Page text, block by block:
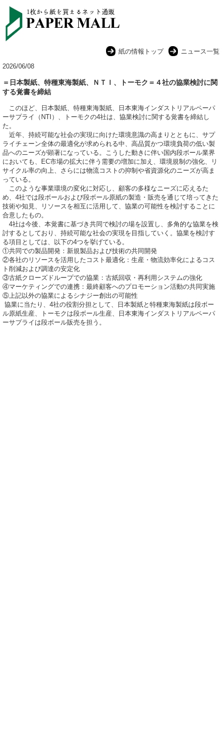
紙の情報トップ
ニュース一覧
2026/06/08
＝日本製紙、特種東海製紙、ＮＴＩ、トーモク＝４社の協業検討に関
する覚書を締結
このほど、日本製紙、特種東海製紙、日本東海インダストリアルペーパ
ーサプライ（NTI）、トーモクの4社は、協業検討に関する覚書を締結し
た。
近年、持続可能な社会の実現に向けた環境意識の高まりとともに、サプ
ライチェーン全体の最適化が求められる中、高品質かつ環境負荷の低い製
品へのニーズが顕著になっている。こうした動きに伴い国内段ボール業界
においても、EC市場の拡大に伴う需要の増加に加え、環境規制の強化、リ
サイクル率の向上、さらには物流コストの抑制や省資源化のニーズが高ま
っている。
このような事業環境の変化に対応し、顧客の多様なニーズに応えるた
め、4社では段ボールおよび段ボール原紙の製造・販売を通じて培ってきた
技術や知見、リソースを相互に活用して、協業の可能性を検討することに
合意したもの。
4社は今後、本覚書に基づき共同で検討の場を設置し、多角的な協業を検
討するとしており、持続可能な社会の実現を目指していく。協業を検討す
る項目としては、以下の4つを挙げている。
①共同での製品開発：新規製品および技術の共同開発
②各社のリソースを活用したコスト最適化：生産・物流効率化によるコス
ト削減および調達の安定化
③古紙クローズドループでの協業：古紙回収・再利用システムの強化
④マーケティングでの連携：最終顧客へのプロモーション活動の共同実施
⑤上記以外の協業によるシナジー創出の可能性
協業に当たり、4社の役割分担として、日本製紙と特種東海製紙は段ボー
ル原紙生産、トーモクは段ボール生産、日本東海インダストリアルペーパ
ーサプライは段ボール販売を担う。